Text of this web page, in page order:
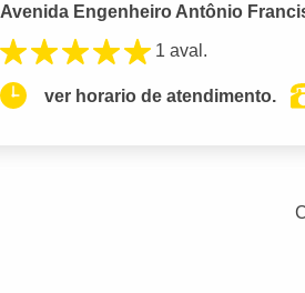
Avenida Engenheiro Antônio
1 aval.
ver horario de atendimento.